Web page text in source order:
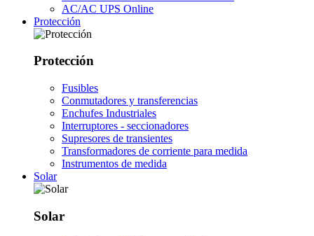
AC/AC UPS Online
Protección
Protección
Fusibles
Conmutadores y transferencias
Enchufes Industriales
Interruptores - seccionadores
Supresores de transientes
Transformadores de corriente para medida
Instrumentos de medida
Solar
Solar